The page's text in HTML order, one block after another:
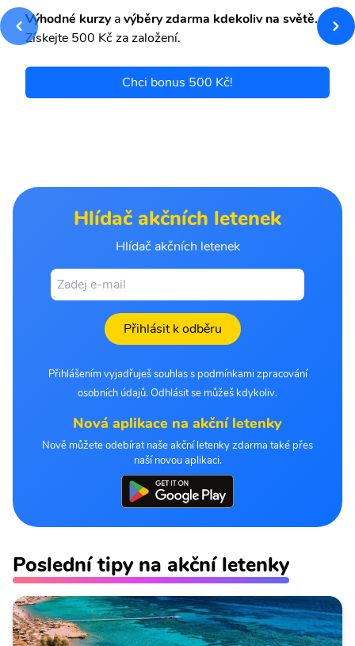
Výhodné kurzyavýběry zdarma kdekoliv na světě.
Získejte 500 Kč za založení.
Chci bonus 500 Kč!
Hlídač akčních letenek
Hlídač akčních letenek
Přihlásit k odběru
Přihlášením vyjadřuješ souhlas s podmínkami zpracování
osobních údajů. Odhlásit se můžeš kdykoliv.
Nová aplikace na akční letenky
Nově můžete odebírat naše akční letenky zdarma také přes
naší novou aplikaci.
Poslední tipy na akční letenky